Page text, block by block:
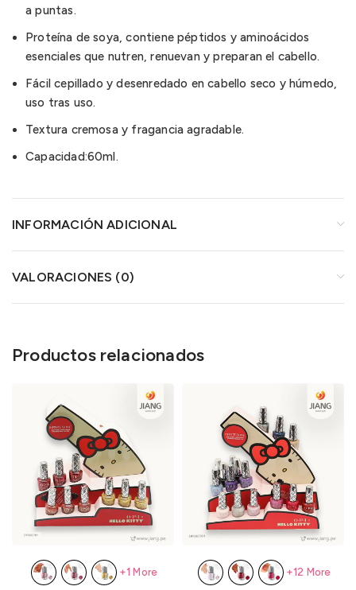
a puntas.
Proteína de soya, contiene péptidos y aminoácidos
esenciales que nutren, renuevan y preparan el cabello.
Fácil cepillado y desenredado en cabello seco y húmedo,
uso tras uso.
Textura cremosa y fragancia agradable.
Capacidad:60ml.
INFORMACIÓN ADICIONAL
VALORACIONES (0)
Productos relacionados
+1 More +12 More